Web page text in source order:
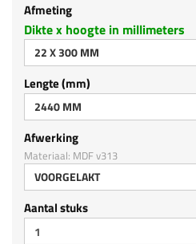
Afmeting
Dikte x hoogte in millimeters
22 X 300 MM
Lengte (mm)
2440 MM
Afwerking
Materiaal: MDF v313
VOORGELAKT
Aantal stuks